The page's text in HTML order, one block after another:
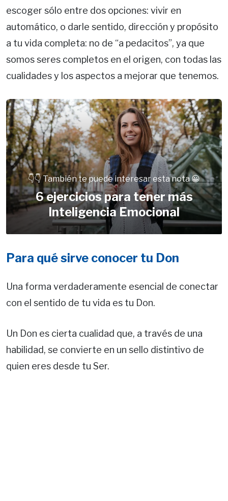
escoger sólo entre dos opciones: vivir en
automático, o darle sentido, dirección y propósito
a tu vida completa: no de “a pedacitos”, ya que
somos seres completos en el origen, con todas las
cualidades y los aspectos a mejorar que tenemos.
👇👇 También te puede interesar esta nota 😀
6 ejercicios para tener más
Inteligencia Emocional
Para qué sirve conocer tu Don
Una forma verdaderamente esencial de conectar
con el sentido de tu vida es tu Don.
Un Don es cierta cualidad que, a través de una
habilidad, se convierte en un sello distintivo de
quien eres desde tu Ser.